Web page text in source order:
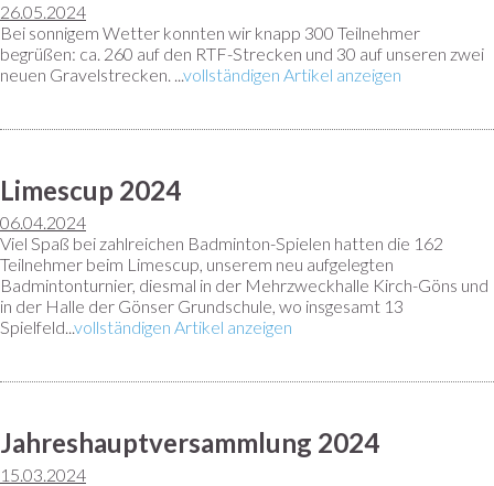
26.05.2024
Bei sonnigem Wetter konnten wir knapp 300 Teilnehmer
begrüßen: ca. 260 auf den RTF-Strecken und 30 auf unseren zwei
neuen Gravelstrecken. ...vollständigen Artikel anzeigen
Limescup 2024
06.04.2024
Viel Spaß bei zahlreichen Badminton-Spielen hatten die 162
Teilnehmer beim Limescup, unserem neu aufgelegten
Badmintonturnier, diesmal in der Mehrzweckhalle Kirch-Göns und
in der Halle der Gönser Grundschule, wo insgesamt 13
Spielfeld...vollständigen Artikel anzeigen
Jahreshauptversammlung 2024
15.03.2024